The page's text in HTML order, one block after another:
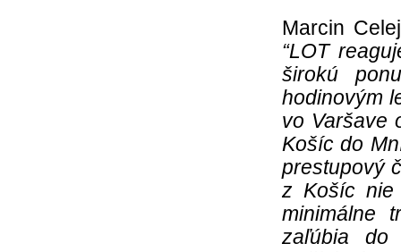
Marcin
“LOT
širokú
hodinovým
vo Varšave
Košíc do
prestupový
z Košíc nie
minimálne
zaľúbia